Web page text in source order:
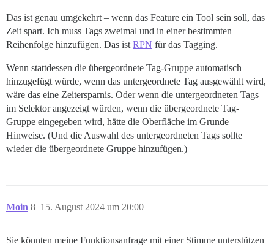
Das ist genau umgekehrt – wenn das Feature ein Tool sein soll, das
Zeit spart. Ich muss Tags zweimal und in einer bestimmten
Reihenfolge hinzufügen. Das ist RPN für das Tagging.
Wenn stattdessen die übergeordnete Tag-Gruppe automatisch
hinzugefügt würde, wenn das untergeordnete Tag ausgewählt wird,
wäre das eine Zeitersparnis. Oder wenn die untergeordneten Tags
im Selektor angezeigt würden, wenn die übergeordnete Tag-
Gruppe eingegeben wird, hätte die Oberfläche im Grunde
Hinweise. (Und die Auswahl des untergeordneten Tags sollte
wieder die übergeordnete Gruppe hinzufügen.)
Moin 15. August 2024 um 20:00
8
Sie könnten meine Funktionsanfrage mit einer Stimme unterstützen